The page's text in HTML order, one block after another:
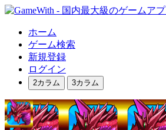
ホーム
ゲーム検索
新規登録
ログイン
2カラム 3カラム